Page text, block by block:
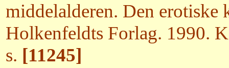
middelalderen. Den
Holkenfeldts Forlag. 1990.
s. [11245]